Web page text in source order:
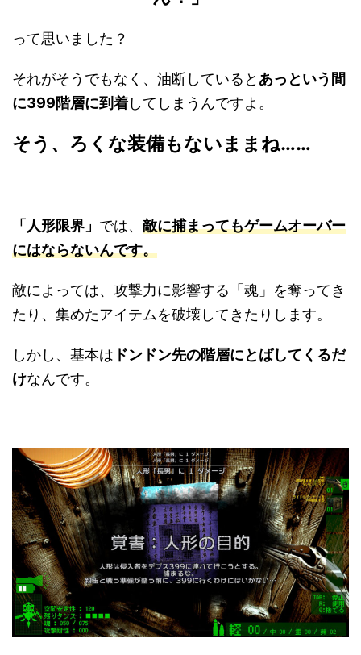
って思いました？
それがそうでもなく、油断していると あっという間
に399階層に到着してしまうんですよ。
そう、ろくな装備もないままね……
「人形限界」 では、 敵に捕まってもゲームオーバー
にはならないんです。
敵によっては、攻撃力に影響する「魂」を奪ってき
たり、集めたアイテムを破壊してきたりします。
しかし、基本は ドンドン先の階層にとばしてくるだ
けなんです。